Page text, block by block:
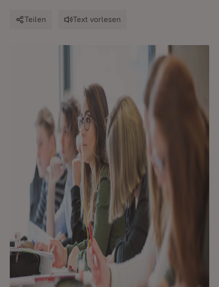
Teilen Text vorlesen